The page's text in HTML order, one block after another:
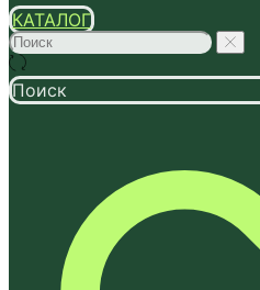
КАТАЛОГ
Поиск